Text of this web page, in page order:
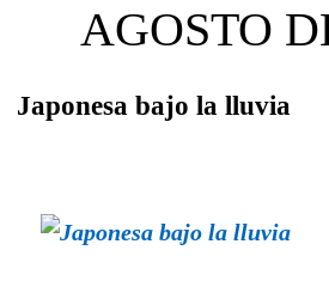
AGOSTO
Japonesa bajo la lluvia